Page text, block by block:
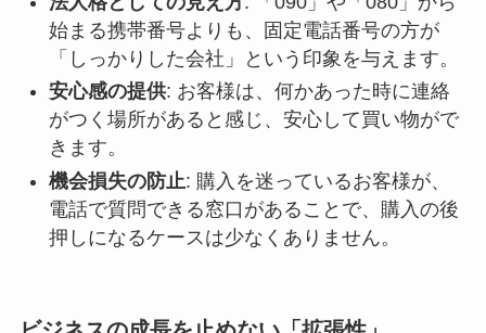
始まる携帯番号よりも、固定電話番号の方が
「しっかりした会社」という印象を与えます。
安心感の提供: お客様は、何かあった時に連絡
がつく場所があると感じ、安心して買い物がで
きます。
機会損失の防止: 購入を迷っているお客様が、
電話で質問できる窓口があることで、購入の後
押しになるケースは少なくありません。